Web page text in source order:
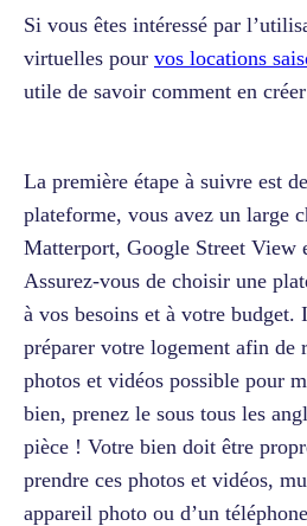
Si vous êtes intéressé par
virtuelles pour vos locations
utile de savoir comment en
La première étape à suivre est
plateforme, vous avez un large
Matterport, Google Street View
Assurez-vous de choisir une
à vos besoins et à votre budget.
préparer votre logement afin de
photos et vidéos possible pour
bien, prenez le sous tous les
pièce ! Votre bien doit être
prendre ces photos et vidéos,
appareil photo ou d’un